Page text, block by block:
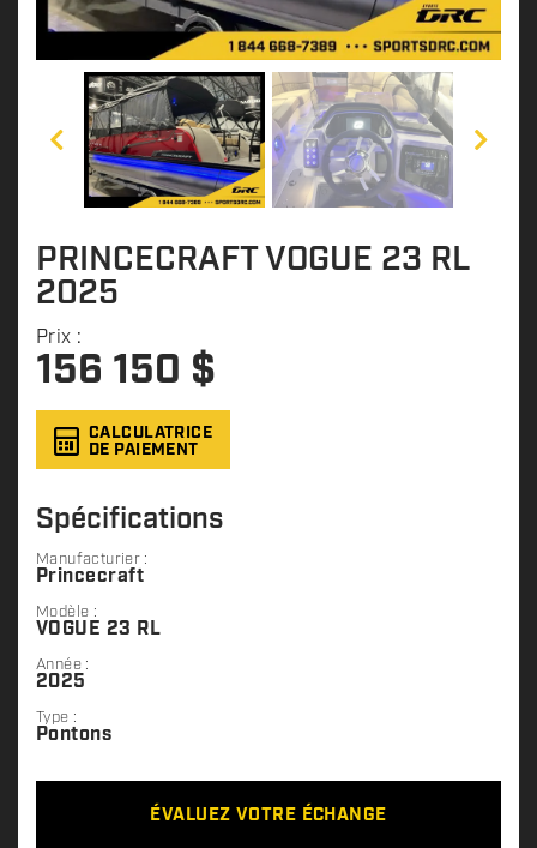
PRINCECRAFT VOGUE 23 RL
2025
Prix :
156 150 $
CALCULATRICE
DE PAIEMENT
Spécifications
Manufacturier :
Princecraft
Modèle :
VOGUE 23 RL
Année :
2025
Type :
Pontons
ÉVALUEZ VOTRE ÉCHANGE